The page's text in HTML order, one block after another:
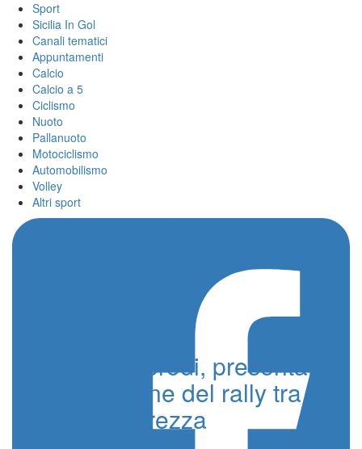
Sport
Sicilia In Gol
Canali tematici
Appuntamenti
Calcio
Calcio a 5
Ciclismo
Nuoto
Pallanuoto
Motociclismo
Automobilismo
Volley
Altri sport
Rally dei Nebrodi, presentata
la 26^ edizione del rally tra
novità e sicurezza